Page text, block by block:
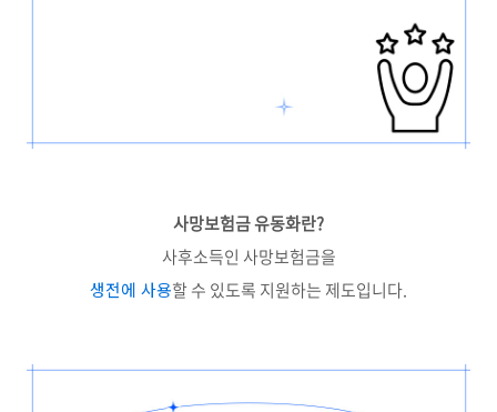
사망보험금 유동화란?
사후소득인 사망보험금을
생전에 사용할 수 있도록 지원하는 제도입니다.